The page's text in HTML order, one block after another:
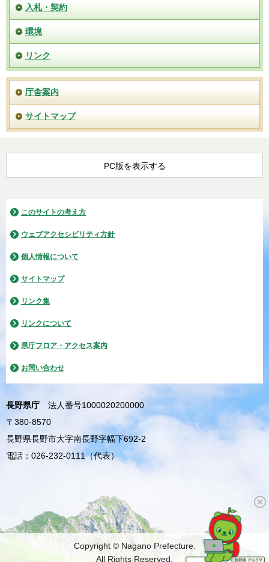
入札・契約
環境
リンク
庁舎案内
サイトマップ
PC版を表示する
このサイトの考え方
ウェブアクセシビリティ方針
個人情報について
サイトマップ
リンク集
リンクについて
県庁フロア・アクセス案内
お問い合わせ
長野県庁
法人番号1000020200000
〒380-8570
長野県長野市大字南長野字幅下692-2
電話：026-232-0111（代表）
Copyright © Nagano Prefecture.
All Rights Reserved.